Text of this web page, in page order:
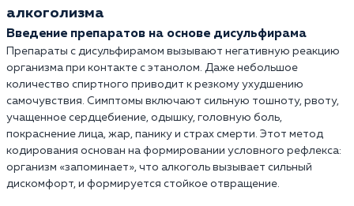
алкоголизма
Введение препаратов на основе дисульфирама
Препараты с дисульфирамом вызывают негативную реакцию
организма при контакте с этанолом. Даже небольшое
количество спиртного приводит к резкому ухудшению
самочувствия. Симптомы включают сильную тошноту, рвоту,
учащенное сердцебиение, одышку, головную боль,
покраснение лица, жар, панику и страх смерти. Этот метод
кодирования основан на формировании условного рефлекса:
организм «запоминает», что алкоголь вызывает сильный
дискомфорт, и формируется стойкое отвращение.